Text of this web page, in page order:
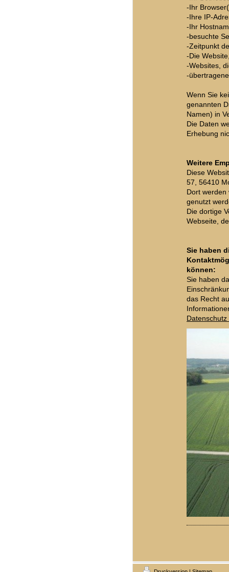
-Ihr
-Ihre IP-
-Ihr
-besuchte
-Zeitpunkt
-Die
-Websites,
-
Wenn Sie
genannten
Namen) in
Die Daten
Erhebung
Weitere
Diese
57, 56410
Dort
genutzt
Die dortige
Webseite,
Sie haben
können:
Sie haben
das Recht